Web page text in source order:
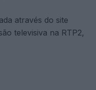
através do site
televisiva na RTP2,